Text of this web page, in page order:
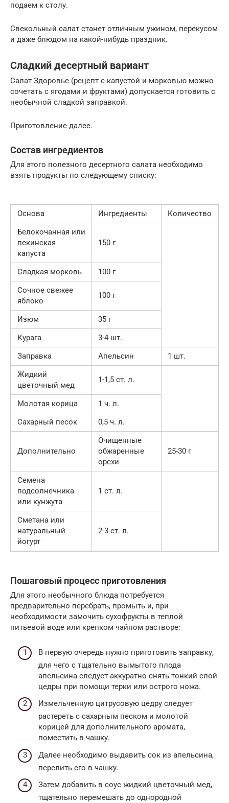
подаем к столу.
Свекольный салат станет отличным ужином, перекусом
и даже блюдом на какой-нибудь праздник.
Сладкий десертный вариант
Салат Здоровье (рецепт с капустой и морковью можно
сочетать с ягодами и фруктами) допускается готовить с
необычной сладкой заправкой.
Приготовление далее.
Состав ингредиентов
Для этого полезного десертного салата необходимо
взять продукты по следующему списку:
Основа Ингредиенты
Количество
Белокочанная или
пекинская
капуста
150 г
Сладкая морковь
100 г
Сочное свежее
яблоко
100 г
Изюм
35 г
Курага
3-4 шт.
Заправка
Апельсин
1 шт.
Жидкий
цветочный мед
1-1,5 ст. л.
Молотая корица
1 ч. л.
Сахарный песок
0,5 ч. л.
Дополнительно
Очищенные
обжаренные
орехи
25-30 г
Семена
подсолнечника
или кунжута
1 ст. л.
Сметана или
натуральный
йогурт
2-3 ст. л.
Пошаговый процесс приготовления
Для этого необычного блюда потребуется
предварительно перебрать, промыть и, при
необходимости замочить сухофрукты в теплой
питьевой воде или крепком чайном растворе:
В первую очередь нужно приготовить заправку,
для чего с тщательно вымытого плода
апельсина следует аккуратно снять тонкий слой
цедры при помощи терки или острого ножа.
Измельченную цитрусовую цедру следует
растереть с сахарным песком и молотой
корицей для дополнительного аромата,
поместить в чашку.
Далее необходимо выдавить сок из апельсина,
перелить его в чашку.
Затем добавить в соус жидкий цветочный мед,
тщательно перемешать до однородной